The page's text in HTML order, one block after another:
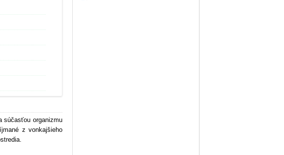
súčasťou organizmu
z vonkajšieho